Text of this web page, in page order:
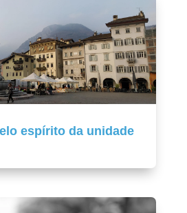
espírito da unidade